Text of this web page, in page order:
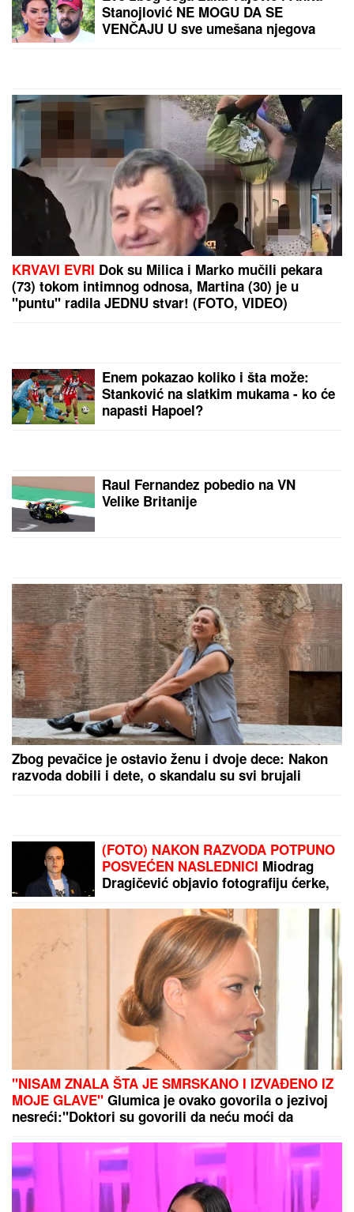
Stanojlović NE MOGU DA SE
VENČAJU U sve umešana njegova
KRVAVI EVRI Dok su Milica i Marko mučili pekara
(73) tokom intimnog odnosa, Martina (30) je u
"puntu" radila JEDNU stvar! (FOTO, VIDEO)
Enem pokazao koliko i šta može:
Stanković na slatkim mukama - ko će
napasti Hapoel?
Raul Fernandez pobedio na VN
Velike Britanije
Zbog pevačice je ostavio ženu i dvoje dece: Nakon
razvoda dobili i dete, o skandalu su svi brujali
(FOTO) NAKON RAZVODA POTPUNO
POSVEĆEN NASLEDNICI Miodrag
Dragičević objavio fotografiju ćerke,
"NISAM ZNALA ŠTA JE SMRSKANO I IZVAĐENO IZ
MOJE GLAVE" Glumica je ovako govorila o jezivoj
nesreći:"Doktori su govorili da neću moći da